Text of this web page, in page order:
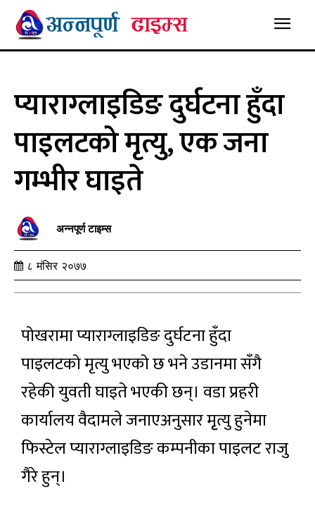
प्याराग्लाइडिङ दुर्घटना हुँदा
पाइलटको मृत्यु, एक जना
गम्भीर घाइते
अन्नपूर्ण टाइम्स
८ मंसिर २०७७
पोखरामा प्याराग्लाइडिङ दुर्घटना हुँदा
पाइलटको मृत्यु भएको छ भने उडानमा सँगै
रहेकी युवती घाइते भएकी छन्। वडा प्रहरी
कार्यालय वैदामले जनाएअनुसार मृृत्यु हुनेमा
फिस्टेल प्याराग्लाइडिङ कम्पनीका पाइलट राजु
गैरे हुन्।